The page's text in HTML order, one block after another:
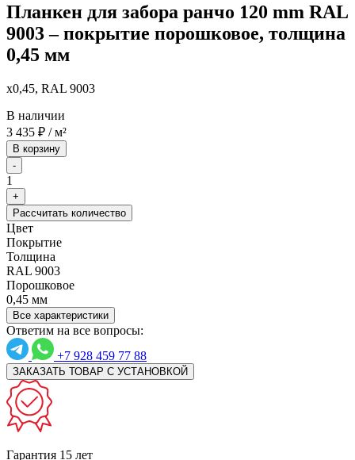
Планкен для забора ранчо 120 mm RAL
9003 – покрытие порошковое, толщина
0,45 мм
x0,45, RAL 9003
В наличии
3 435 ₽ / м²
В корзину
-
1
+
Рассчитать количество
Цвет
Покрытие
Толщина
RAL 9003
Порошковое
0,45 мм
Все характеристики
Ответим на все вопросы:
+7 928 459 77 88
ЗАКАЗАТЬ ТОВАР С УСТАНОВКОЙ
Гарантия 15 лет